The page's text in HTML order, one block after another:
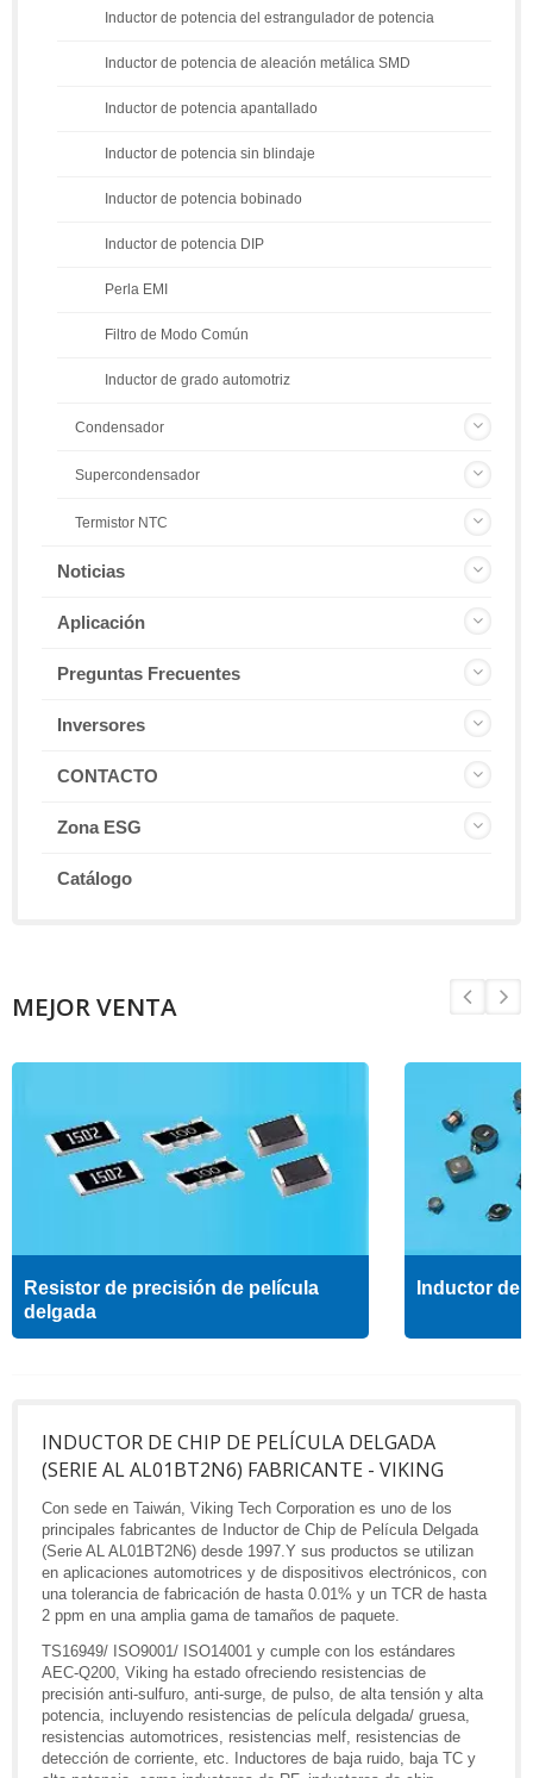
Inductor de potencia del estrangulador de potencia
Inductor de potencia de aleación metálica SMD
Inductor de potencia apantallado
Inductor de potencia sin blindaje
Inductor de potencia bobinado
Inductor de potencia DIP
Perla EMI
Filtro de Modo Común
Inductor de grado automotriz
Condensador
Supercondensador
Termistor NTC
Noticias
Aplicación
Preguntas Frecuentes
Inversores
CONTACTO
Zona ESG
Catálogo
MEJOR VENTA
Resistor de precisión de película
delgada
Inductor de
INDUCTOR DE CHIP DE PELÍCULA DELGADA
(SERIE AL AL01BT2N6) FABRICANTE - VIKING
Con sede en Taiwán, Viking Tech Corporation es uno de los
principales fabricantes de Inductor de Chip de Película Delgada
(Serie AL AL01BT2N6) desde 1997.Y sus productos se utilizan
en aplicaciones automotrices y de dispositivos electrónicos, con
una tolerancia de fabricación de hasta 0.01% y un TCR de hasta
2 ppm en una amplia gama de tamaños de paquete.
TS16949/ ISO9001/ ISO14001 y cumple con los estándares
AEC-Q200, Viking ha estado ofreciendo resistencias de
precisión anti-sulfuro, anti-surge, de pulso, de alta tensión y alta
potencia, incluyendo resistencias de película delgada/ gruesa,
resistencias automotrices, resistencias melf, resistencias de
detección de corriente, etc. Inductores de baja ruido, baja TC y